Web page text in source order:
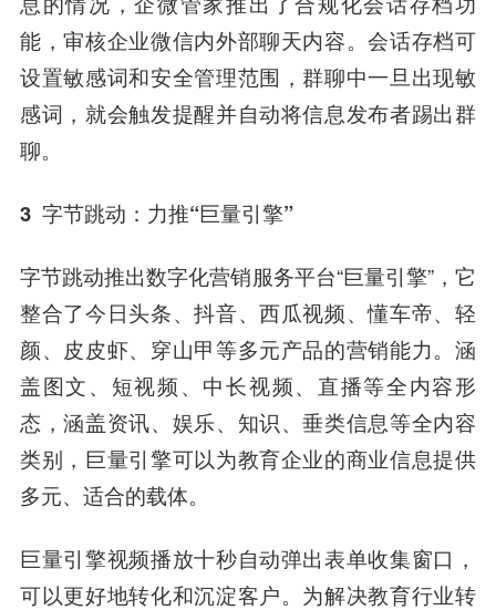
能，审核企业微信内外部聊天内容。会话存档可
设置敏感词和安全管理范围，群聊中一旦出现敏
感词，就会触发提醒并自动将信息发布者踢出群
聊。
3 字节跳动：力推“巨量引擎”
字节跳动推出数字化营销服务平台“巨量引擎”，它
整合了今日头条、抖音、西瓜视频、懂车帝、轻
颜、皮皮虾、穿山甲等多元产品的营销能力。涵
盖图文、短视频、中长视频、直播等全内容形
态，涵盖资讯、娱乐、知识、垂类信息等全内容
类别，巨量引擎可以为教育企业的商业信息提供
多元、适合的载体。
巨量引擎视频播放十秒自动弹出表单收集窗口，
可以更好地转化和沉淀客户。为解决教育行业转